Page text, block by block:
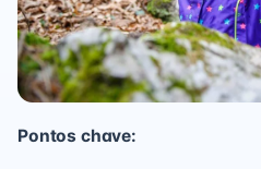
Pontos chave: